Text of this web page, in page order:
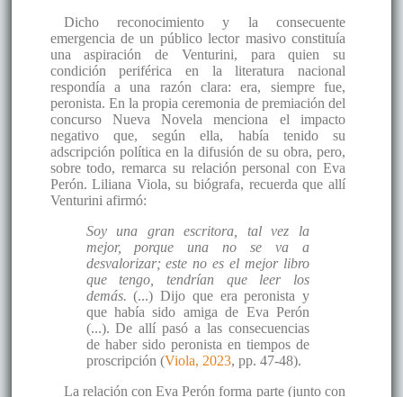
Dicho reconocimiento y la consecuente
emergencia de un público lector masivo constituía
una aspiración de Venturini, para quien su
condición periférica en la literatura nacional
respondía a una razón clara: era, siempre fue,
peronista. En la propia ceremonia de premiación del
concurso Nueva Novela menciona el impacto
negativo que, según ella, había tenido su
adscripción política en la difusión de su obra, pero,
sobre todo, remarca su relación personal con Eva
Perón. Liliana Viola, su biógrafa, recuerda que allí
Venturini afirmó:
Soy una gran escritora, tal vez la
mejor, porque una no se va a
desvalorizar; este no es el mejor libro
que tengo, tendrían que leer los
demás.(...) Dijo que era peronista y
que había sido amiga de Eva Perón
(...). De allí pasó a las consecuencias
de haber sido peronista en tiempos de
proscripción (Viola, 2023, pp. 47-48).
La relación con Eva Perón forma parte (junto con